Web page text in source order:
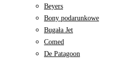
Beyers
Bony podarunkowe
Bugała Jet
Comed
De Patagoon